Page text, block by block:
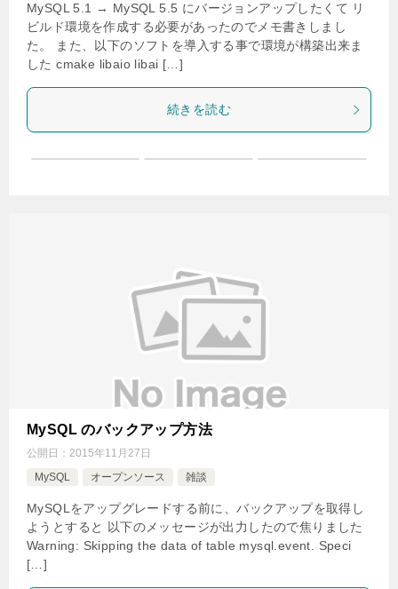
MySQL 5.1 → MySQL 5.5 にバージョンアップしたくて リ
ビルド環境を作成する必要があったのでメモ書きしまし
た。 また、以下のソフトを導入する事で環境が構築出来ま
した cmake libaio libai […]
続きを読む
MySQL のバックアップ方法
公開日： 2015年11月27日
MySQL
オープンソース 雑談
MySQLをアップグレードする前に、バックアップを取得し
ようとすると 以下のメッセージが出力したので焦りました
Warning: Skipping the data of table mysql.event. Speci
[…]